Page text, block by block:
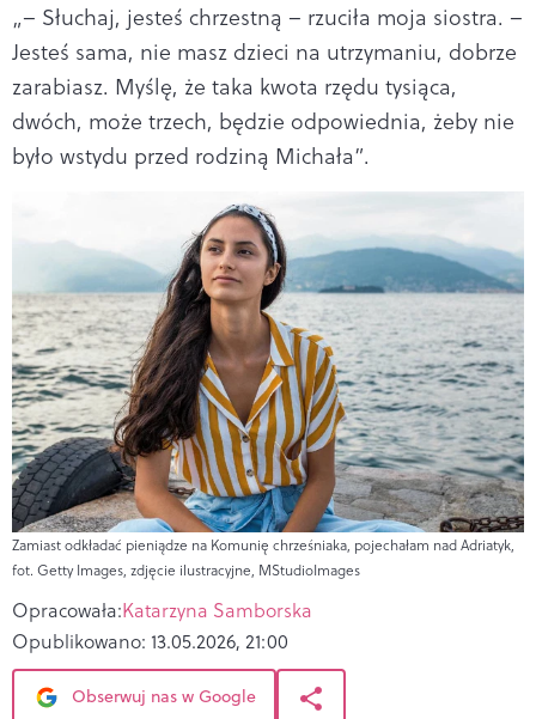
„– Słuchaj, jesteś chrzestną – rzuciła moja siostra. –
Jesteś sama, nie masz dzieci na utrzymaniu, dobrze
zarabiasz. Myślę, że taka kwota rzędu tysiąca,
dwóch, może trzech, będzie odpowiednia, żeby nie
było wstydu przed rodziną Michała”.
Zamiast odkładać pieniądze na Komunię chrześniaka, pojechałam nad Adriatyk,
fot. Getty Images, zdjęcie ilustracyjne, MStudioImages
Opracowała:Katarzyna Samborska
Opublikowano: 13.05.2026, 21:00
Obserwuj nas w Google